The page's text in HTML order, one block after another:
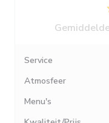
Service
Atmosfeer
Menu's